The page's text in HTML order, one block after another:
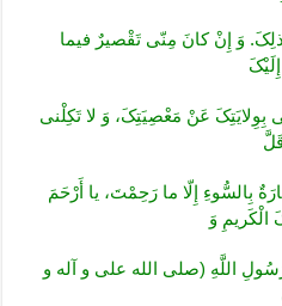
وَ إِنْ کانَ مِنّى تَقْصیرٌ فیما
عَنْ مَعْصِیَتِکَ، وَ لا تَکِلْنى
بِالسُّوءِ إِلّا ما رَحِمْتَ، یا أَرْحَمَ
الْکَریمِ وَ
اللَّهِ (صلى الله على و آله و